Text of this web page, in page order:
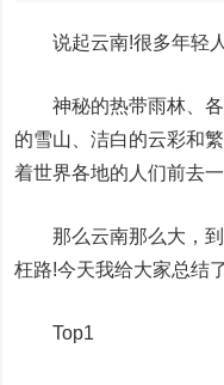
说起云南!很多年轻人
神秘的热带雨林、各
的雪山、洁白的云彩和
着世界各地的人们前去一
那么云南那么大，到
枉路!今天我给大家总结
Top1